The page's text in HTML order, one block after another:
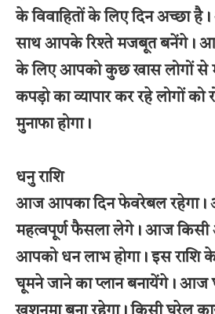
के विवाहितों के लिए दिन अच्छा
साथ आपके रिश्ते मजबूत बनेंगे। आज
के लिए आपको कुछ खास लोगों से
कपड़ो का व्यापार कर रहे लोगों को
मुनाफा होगा।
धनु राशि
आज आपका दिन फेवरेबल रहेगा।
महत्वपूर्ण फैसला लेगे। आज किसी
आपको धन लाभ होगा। इस राशि
घूमने जाने का प्लान बनायेंगे। आज